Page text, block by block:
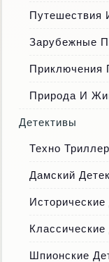
Путешествия
Зарубежные
Приключения
Природа И
Детективы
Техно Триллер
Дамский
Исторические
Классические
Шпионские